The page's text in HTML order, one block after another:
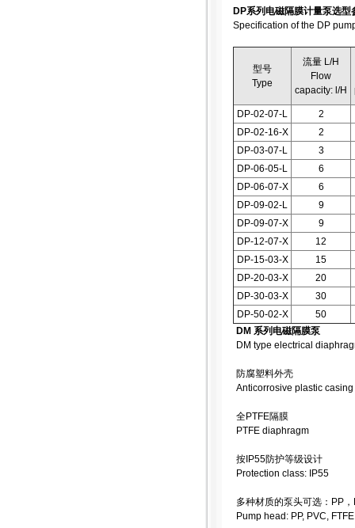
DP系列电磁隔膜计量泵选型
Specification of the DP
型号
Type
流量 L/H
Flow
capacity: l/H
DP-02-07-L
2
DP-02-16-X
2
DP-03-07-L
3
DP-06-05-L
6
DP-06-07-X
6
DP-09-02-L
9
DP-09-07-X
9
DP-12-07-X
12
DP-15-03-X
15
DP-20-03-X
20
DP-30-03-X
30
DP-50-02-X
50
DM 系列电磁隔膜泵
DM type electrical
防腐塑料外壳
Anticorrosive plastic casing
全PTFE隔膜
PTFE diaphragm
按IP55防护等级设计
Protection class: IP55
多种材质的泵头可选：PP
Pump head: PP, PVC,